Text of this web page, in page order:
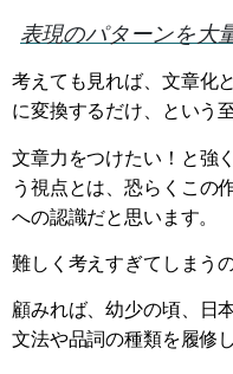
表現のパターンを大
考えても見れば、文章化
に変換するだけ、という
文章力をつけたい！と強
う視点とは、恐らくこの
への認識だと思います。
難しく考えすぎてしまうの
顧みれば、幼少の頃、日
文法や品詞の種類を履修